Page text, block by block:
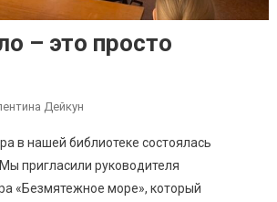
– это просто
Дейкун
в нашей библиотеке состоялась
пригласили руководителя
«Безмятежное море», который